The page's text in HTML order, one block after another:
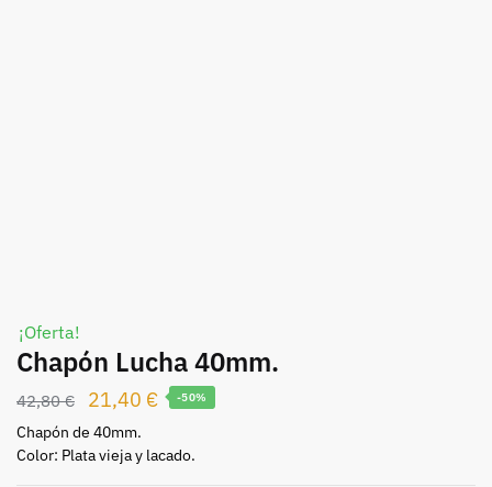
¡Oferta!
Chapón Lucha 40mm.
42,80€
El
precio
original
21,40 €El
actual
-50%
Chapón de 40mm.
Color: Plata vieja y lacado.